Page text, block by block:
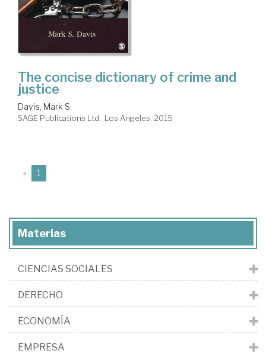
The concise dictionary of crime and
justice
Davis, Mark S.
SAGE Publications Ltd.. Los Angeles, 2015
« 1
Materias
CIENCIAS SOCIALES
DERECHO
ECONOMÍA
EMPRESA